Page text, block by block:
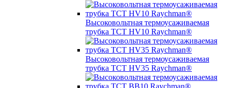
Высоковольтная термоусаживаемая
трубка TCT HV10 Raychman®
Высоковольтная термоусаживаемая
трубка TCT HV35 Raychman®